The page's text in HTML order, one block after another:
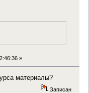
»
материалы?
Записан